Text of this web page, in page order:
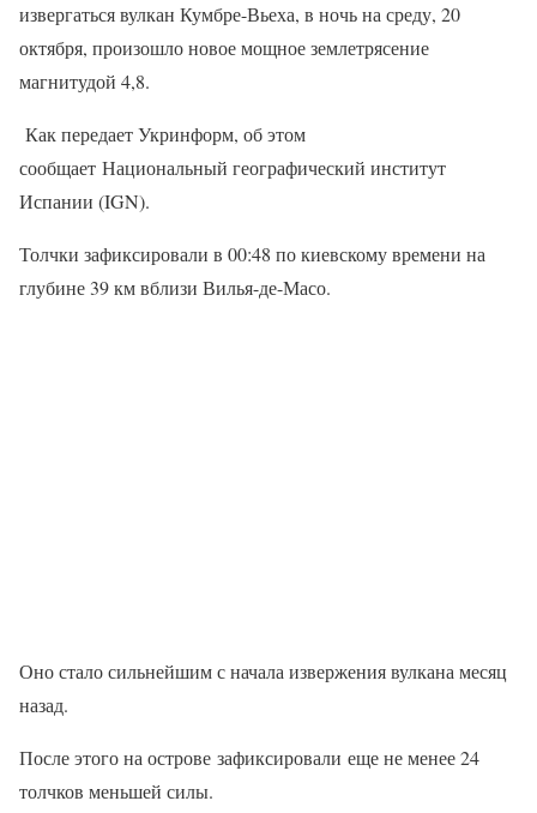
извергаться вулкан Кумбре-Вьеха, в ночь на среду, 20
октября, произошло новое мощное землетрясение
магнитудой 4,8.
Как передает Укринформ, об этом
сообщает Национальный географический институт
Испании (IGN).
Толчки зафиксировали в 00:48 по киевскому времени на
глубине 39 км вблизи Вилья-де-Масо.
Оно стало сильнейшим с начала извержения вулкана месяц
назад.
После этого на острове зафиксировали еще не менее 24
толчков меньшей силы.